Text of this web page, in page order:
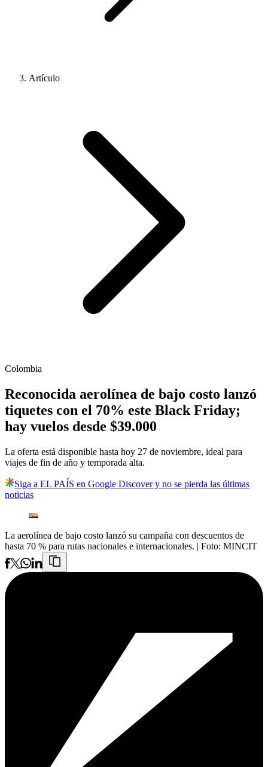
Artículo
Colombia
Reconocida aerolínea de bajo costo lanzó
tiquetes con el 70% este Black Friday;
hay vuelos desde $39.000
La oferta está disponible hasta hoy 27 de noviembre, ideal para
viajes de fin de año y temporada alta.
Siga a EL PAÍS en Google Discover y no se pierda las últimas
noticias
La aerolínea de bajo costo lanzó su campaña con descuentos de
hasta 70 % para rutas nacionales e internacionales. | Foto: MINCIT